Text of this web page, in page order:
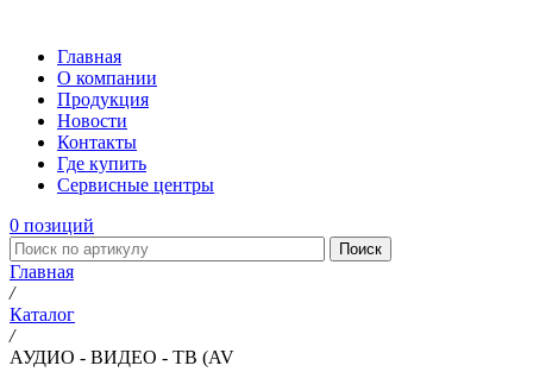
Главная
О компании
Продукция
Новости
Контакты
Где купить
Сервисные центры
0 позиций
Поиск
Главная
/
Каталог
/
АУДИО - ВИДЕО - ТВ (AV